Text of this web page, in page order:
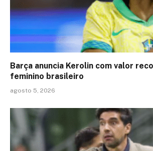
Barça anuncia Kerolin com valor
feminino brasileiro
agosto 5, 2026